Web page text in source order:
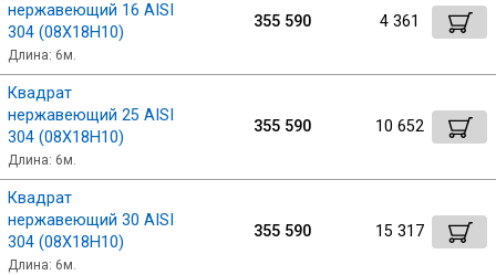
Столбы заборные
Сетка кладочная
Круги абразивные
Электроды
нержавеющий 16 AISI
304 (08Х18Н10)
Длина: 6м.
355 590 4 361
Квадрат
нержавеющий 25 AISI
304 (08Х18Н10)
Длина: 6м.
355 590 10 652
Квадрат
нержавеющий 30 AISI
304 (08Х18Н10)
Длина: 6м.
355 590 15 317